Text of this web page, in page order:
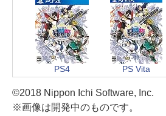
PS4 PS Vita
©2018 Nippon Ichi Software, Inc.
※画像は開発中のものです。